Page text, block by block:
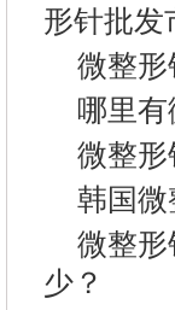
形针批发
微整
哪里
微整
韩国
微整
少？